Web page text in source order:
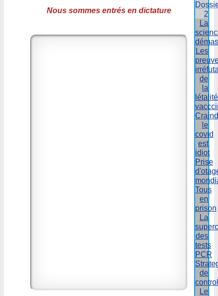
2
La
Les
de
la
létalité
le
covid
est
idiot
Prise
Tous
en
prison
La
des
tests
PCR
de
Le
Nous sommes entrés en dictature